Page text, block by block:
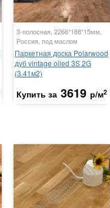
3-полосная, 2266*188*15мм,
Россия, под маслом
Паркетная доска Polarwood
дуб vintage oiled 3S 2G
(3.41м2)
Купить за 3619 р/м2